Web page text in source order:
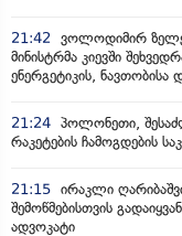
21:42
ვოლოდიმირ
მინისტრმა კიევში
ენერგეტიკის,
21:24 პოლონეთი,
რაკეტების ჩამოგდების
21:15 ირაკლი
შემოწმებისთვის
ადვოკატი